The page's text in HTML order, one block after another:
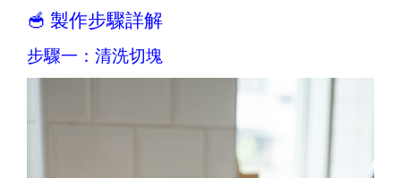
🥣 製作步驟詳解
步驟一：清洗切塊